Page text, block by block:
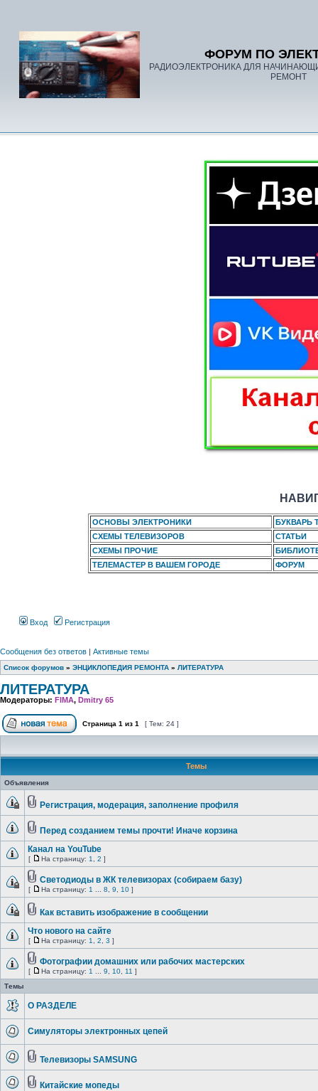
ФОРУМ ПО
РАДИОЭЛЕКТРОНИКА ДЛЯ
РЕМОНТ
ОСНОВЫ ЭЛЕКТРОНИКИ
БУКВАРЬ
СХЕМЫ ТЕЛЕВИЗОРОВ
СТАТЬИ
СХЕМЫ ПРОЧИЕ
ТЕЛЕМАСТЕР В ВАШЕМ ГОРОДЕ
ФОРУМ
Вход Регистрация
Сообщения без ответов | Активные темы
Список форумов » ЭНЦИКЛОПЕДИЯ РЕМОНТА » ЛИТЕРАТУРА
ЛИТЕРАТУРА
Модераторы: FIMA, Dmitry 65
Страница 1 из 1 [ Тем: 24 ]
Темы
Объявления
Регистрация, модерация, заполнение профиля
Перед созданием темы прочти! Иначе корзина
Канал на YouTube
[ На страницу: 1 2 ]
Светодиоды в ЖК телевизорах (собираем базу)
[ На страницу: 1 8 9 10 ]
Как вставить изображение в сообщении
Что нового на сайте
[ На страницу: 1 2 3 ]
Фотографии домашних или рабочих мастерских
[ На страницу: 1 9 10 11 ]
Темы
О РАЗДЕЛЕ
Симуляторы электронных цепей
Телевизоры SAMSUNG
Китайские мопеды